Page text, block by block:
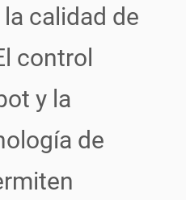
calidad de
control
y la
de